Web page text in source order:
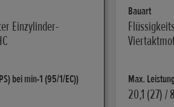
Einzylinder-
bei min-1 (95/1/EC))
Bauart
Max.
20,1 (27) /